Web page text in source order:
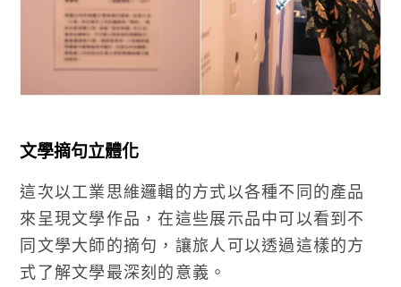
文學摘句立體化
這次以工業思維邏輯的方式以各種不同的產品
來呈現文學作品，在這些展示品中可以看到不
同文學大師的摘句，讓旅人可以透過這樣的方
式了解文學最深刻的意義。